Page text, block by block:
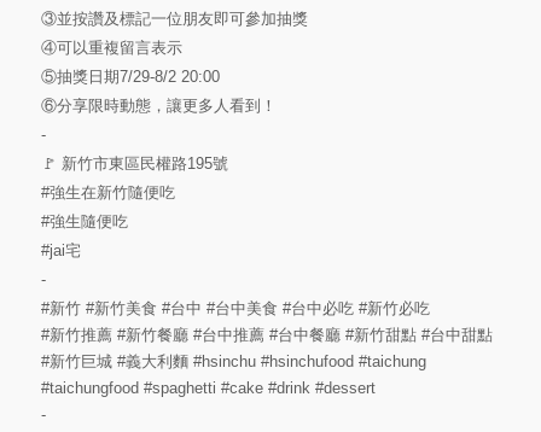
③並按讚及標記一位朋友即可參加抽獎
④可以重複留言表示
⑤抽獎日期7/29-8/2 20:00
⑥分享限時動態，讓更多人看到！
-
🚩 新竹市東區民權路195號
#強生在新竹隨便吃
#強生隨便吃
#jai宅
-
#新竹 #新竹美食 #台中 #台中美食 #台中必吃 #新竹必吃
#新竹推薦 #新竹餐廳 #台中推薦 #台中餐廳 #新竹甜點 #台中甜點
#新竹巨城 #義大利麵 #hsinchu #hsinchufood #taichung
#taichungfood #spaghetti #cake #drink #dessert
-